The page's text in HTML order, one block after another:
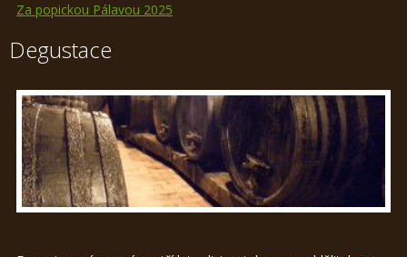
Za popickou Pálavou 2025
Degustace